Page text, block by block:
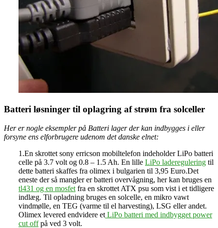
Batteri løsninger til oplagring af strøm fra solceller
Her er nogle eksempler på Batteri lager der kan indbygges i eller
forsyne ens elforbrugere udenom det danske elnet:
1.En skrottet sony erricson mobiltelefon indeholder LiPo batteri
celle på 3.7 volt og 0.8 – 1.5 Ah. En lille LiPo laderegulering til
dette batteri skaffes fra olimex i bulgarien til 3,95 Euro.Det
eneste der så mangler er batteri overvågning, her kan bruges en
tl431 og en mosfet fra en skrottet ATX psu som vist i et tidligere
indlæg. Til opladning bruges en solcelle, en mikro vawt
vindmølle, en TEG (varme til el harvesting), LSG eller andet.
Olimex levered endvidere et LiPo batteri med indbygget power
cut offpå ved 3 volt.